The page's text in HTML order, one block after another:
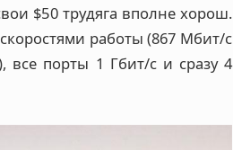
$50 трудяга вполне хорош.
работы (867 Мбит/с
все порты 1 Гбит/с и сразу 4